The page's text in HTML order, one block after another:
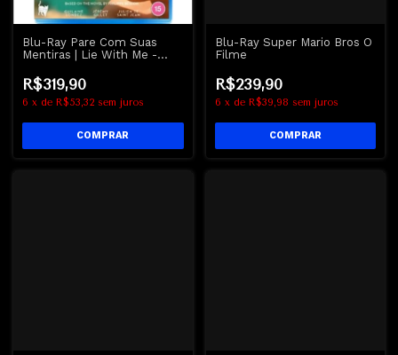
Blu-Ray Pare Com Suas
Mentiras | Lie With Me -
R$319,90
6 x de R$53,32 sem juros
Blu-Ray Super Mario Bros O
Filme
R$239,90
6 x de R$39,98 sem juros